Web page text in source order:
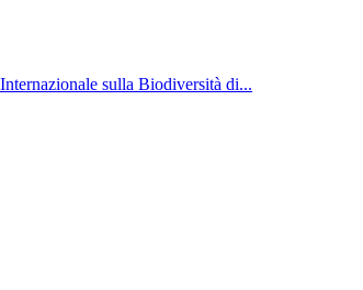
sulla Biodiversità di...